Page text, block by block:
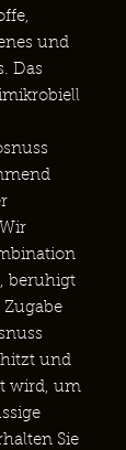
und
Das
beruhigt
und
wird, um
Sie